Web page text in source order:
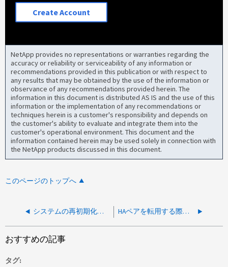
Create Account
NetApp provides no representations or warranties regarding the
accuracy or reliability or serviceability of any information or
recommendations provided in this publication or with respect to
any results that may be obtained by the use of the information or
observance of any recommendations provided herein. The
information in this document is distributed AS IS and the use of this
information or the implementation of any recommendations or
techniques herein is a customer's responsibility and depends on
the customer's ability to evaluate and integrate them into the
customer's operational environment. This document and the
information contained herein may be used solely in connection with
the NetApp products discussed in this document.
このページのトップへ
システムの再初期化後にローカルディスクが見つかりません HAペアを転用する際に「No local disks found error」というエラーが発生します
おすすめの記事
タグ